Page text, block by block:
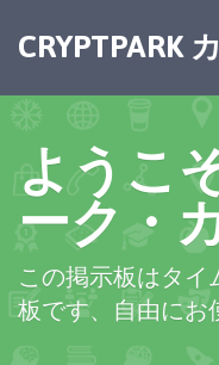
CRYPTPARK
ようこ
ーク・
この掲示板はタ
板です、自由にお